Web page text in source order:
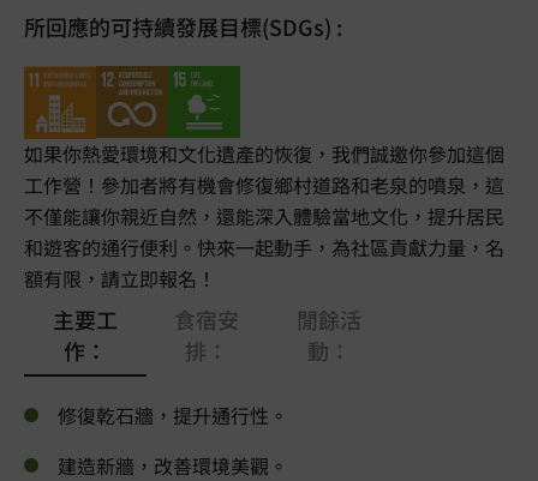
所回應的可持續發展目標(SDGs) :
如果你熱愛環境和文化遺產的恢復，我們誠邀你參加這個
工作營！參加者將有機會修復鄉村道路和老泉的噴泉，這
不僅能讓你親近自然，還能深入體驗當地文化，提升居民
和遊客的通行便利。快來一起動手，為社區貢獻力量，名
額有限，請立即報名！
主要工
作：
食宿安
排：
閒餘活
動：
修復乾石牆，提升通行性。
建造新牆，改善環境美觀。
Spain 西班牙